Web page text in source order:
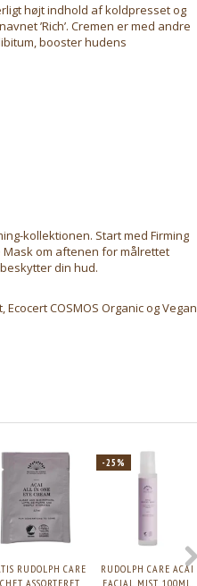
højt indhold af koldpresset og
’Rich’. Cremen er med andre
booster hudens
kollektionen. Start med Firming
Mask om aftenen for målrettet
din hud.
COSMOS Organic og Vegan
RUDOLPH CARE
ASSORTERET
-25%
RUDOLPH CARE ACAI
FACIAL MIST, 100ML.